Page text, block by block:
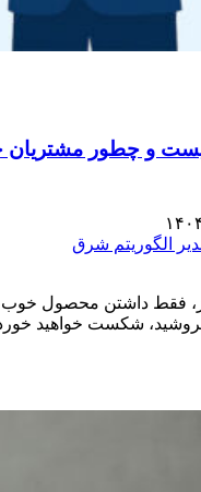
و چطور مشتریان
الگوریتم شرق
فقط داشتن محصول خوب
شکست خواهید